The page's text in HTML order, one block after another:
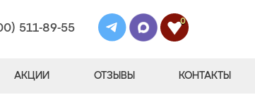
511-89-55
0
АКЦИИ ОТЗЫВЫ КОНТАКТЫ